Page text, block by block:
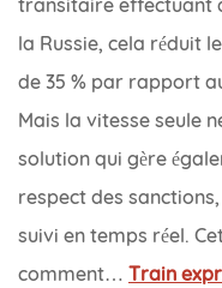
la Russie, cela réduit
de 35 % par rapport
Mais la vitesse seule
solution qui gère
respect des
suivi en temps réel.
comment… Train